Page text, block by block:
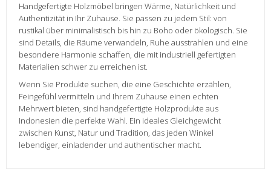
Handgefertigte Holzmöbel bringen Wärme, Natürlichkeit und
Authentizität in Ihr Zuhause. Sie passen zu jedem Stil: von
rustikal über minimalistisch bis hin zu Boho oder ökologisch. Sie
sind Details, die Räume verwandeln, Ruhe ausstrahlen und eine
besondere Harmonie schaffen, die mit industriell gefertigten
Materialien schwer zu erreichen ist.
Wenn Sie Produkte suchen, die eine Geschichte erzählen,
Feingefühl vermitteln und Ihrem Zuhause einen echten
Mehrwert bieten, sind handgefertigte Holzprodukte aus
Indonesien die perfekte Wahl. Ein ideales Gleichgewicht
zwischen Kunst, Natur und Tradition, das jeden Winkel
lebendiger, einladender und authentischer macht.